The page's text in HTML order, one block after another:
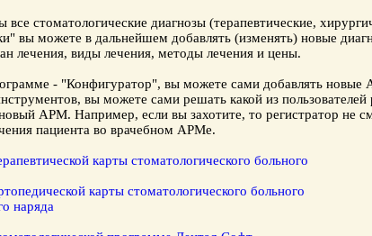
все стоматологические диагнозы (терапевтические,
вы можете в дальнейшем добавлять (изменять) новые
лечения, виды лечения, методы лечения и цены.
- "Конфигуратор", вы можете сами добавлять
вы можете сами решать какой из
АРМ. Например, если вы захотите, то регистратор не
пациента во врачебном АРМе.
карты стоматологического больного
карты стоматологического больного
наряда